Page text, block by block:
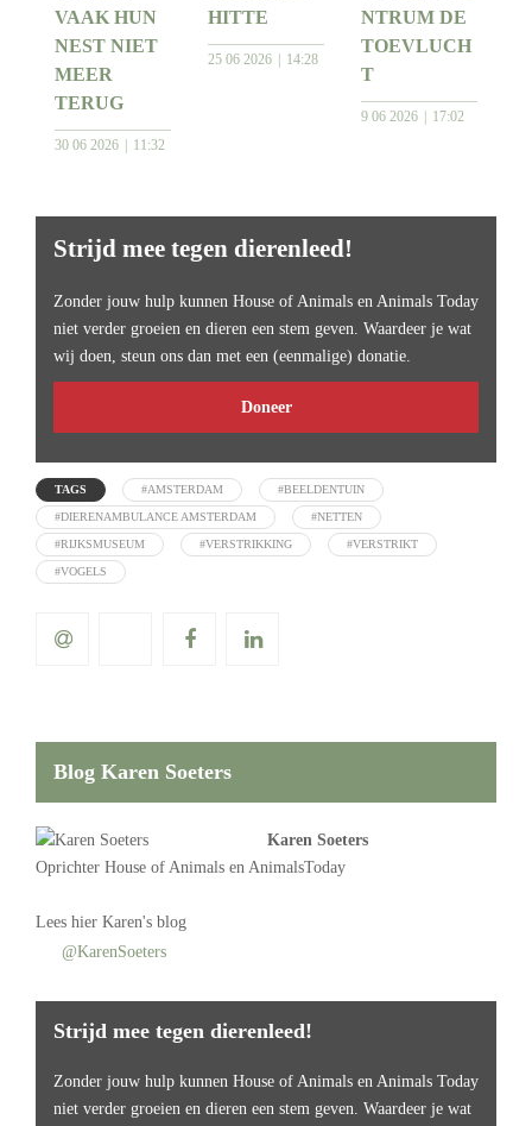
VAAK HUN
NEST NIET
MEER
TERUG
30 06 2026 11:32
HITTE
25 06 2026 14:28
NTRUM DE
TOEVLUCH
T
9 06 2026 17:02
Strijd mee tegen dierenleed!
Zonder jouw hulp kunnen House of Animals en Animals Today
niet verder groeien en dieren een stem geven. Waardeer je wat
wij doen, steun ons dan met een (eenmalige) donatie.
Doneer
TAGS #AMSTERDAM #BEELDENTUIN
#DIERENAMBULANCE AMSTERDAM #NETTEN
#RIJKSMUSEUM #VERSTRIKKING #VERSTRIKT
#VOGELS
Blog Karen Soeters
Karen Soeters
Oprichter House of Animals en AnimalsToday
Lees hier Karen's blog
@KarenSoeters
Strijd mee tegen dierenleed!
Zonder jouw hulp kunnen House of Animals en Animals Today
niet verder groeien en dieren een stem geven. Waardeer je wat